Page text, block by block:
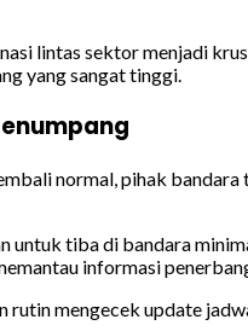
lintas sektor menjadi
yang sangat tinggi.
normal, pihak bandara
untuk tiba di bandara
informasi
rutin mengecek update